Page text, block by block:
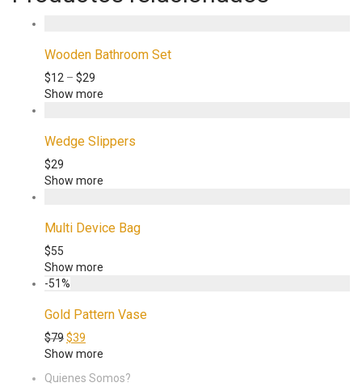
Wooden Bathroom Set
$12 – $29
Show more
Wedge Slippers
$29
Show more
Multi Device Bag
$55
Show more
-51%
Gold Pattern Vase
$79$39
Show more
Quienes Somos?